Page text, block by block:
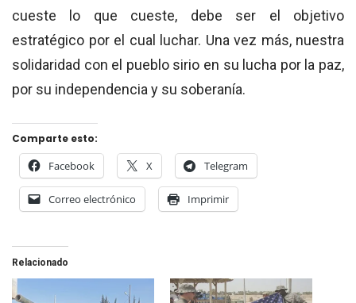
cueste lo que cueste, debe ser el objetivo
estratégico por el cual luchar. Una vez más, nuestra
solidaridad con el pueblo sirio en su lucha por la paz,
por su independencia y su soberanía.
Comparte esto:
Facebook X Telegram
Correo electrónico Imprimir
Relacionado